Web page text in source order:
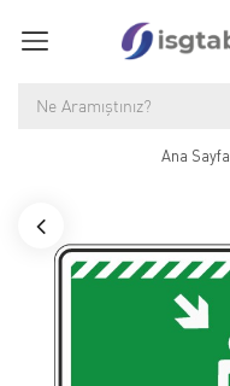
Ana Sayfa